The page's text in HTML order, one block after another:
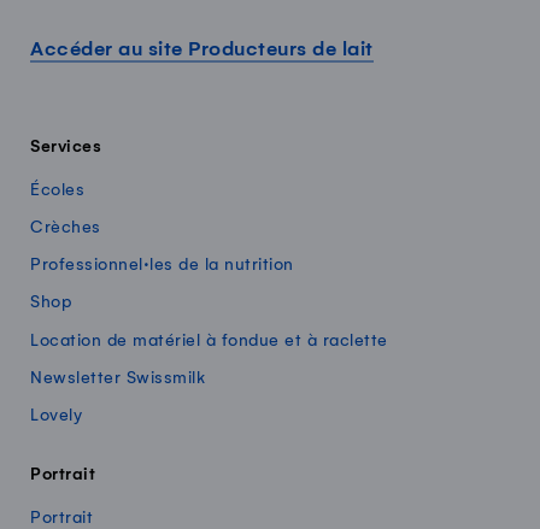
Accéder au site Producteurs de lait
Services
Écoles
Crèches
Professionnel·les de la nutrition
Shop
Location de matériel à fondue et à raclette
Newsletter Swissmilk
Lovely
Portrait
Portrait